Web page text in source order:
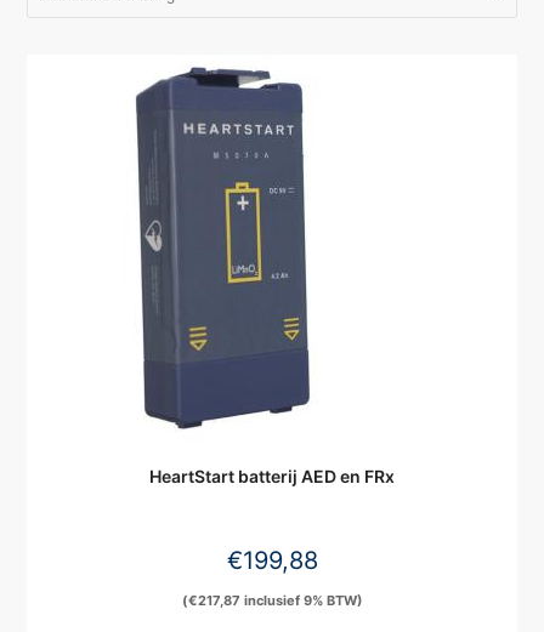
HeartStart batterij AED en FRx
€199,88
(€217,87 inclusief 9% BTW)